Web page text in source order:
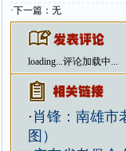
·下一篇：无
loading...评论加载中...
· 肖锋：南雄市
图）